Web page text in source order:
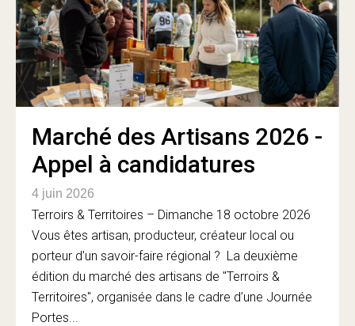
Marché des Artisans 2026 -
Appel à candidatures
4 juin 2026
Terroirs & Territoires – Dimanche 18 octobre 2026
Vous êtes artisan, producteur, créateur local ou
porteur d’un savoir-faire régional ? La deuxième
édition du marché des artisans de "Terroirs &
Territoires", organisée dans le cadre d’une Journée
Portes...